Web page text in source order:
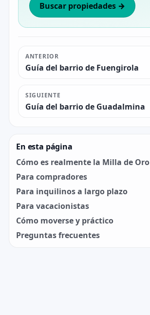
Buscar propiedades →
ANTERIOR
Guía del barrio de Fuengirola
SIGUIENTE
Guía del barrio de Guadalmina
En esta página
Cómo es realmente la Milla de Oro
Para compradores
Para inquilinos a largo plazo
Para vacacionistas
Cómo moverse y práctico
Preguntas frecuentes